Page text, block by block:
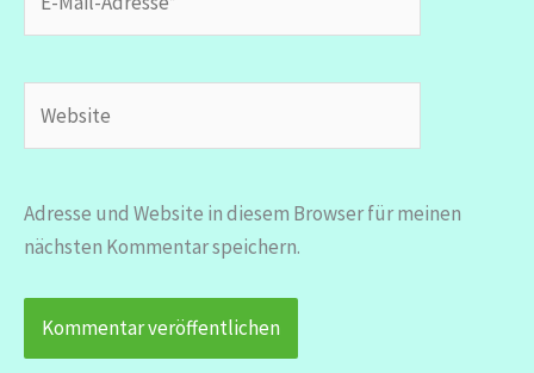
Mail-
Adresse und Website in diesem Browser für meinen
nächsten Kommentar speichern.